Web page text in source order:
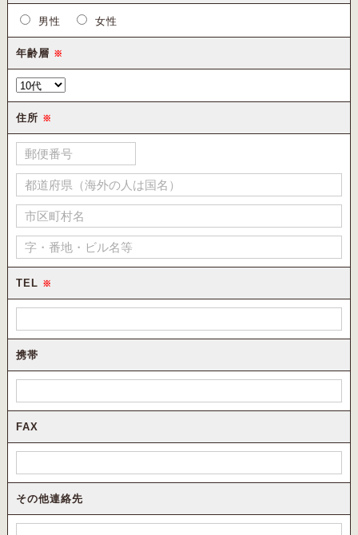
男性 女性
年齢層 ※
住所 ※
TEL ※
携帯
FAX
その他連絡先